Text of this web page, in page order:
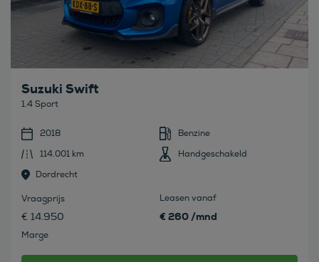
Suzuki Swift
1.4 Sport
2018
Benzine
114.001 km
Handgeschakeld
Dordrecht
Vraagprijs
€ 14.950
Marge
Leasen vanaf
€ 260 /mnd